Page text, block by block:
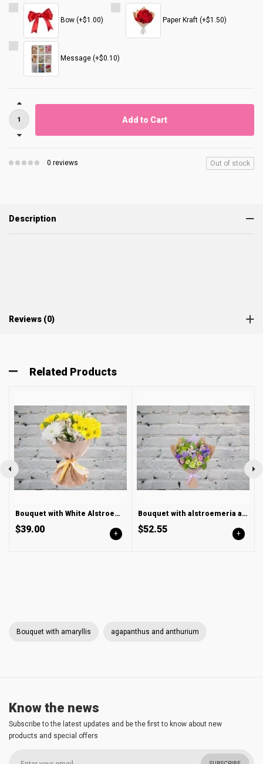
Bow (+$1.00) Paper Kraft (+$1.50)
Message (+$0.10)
Add to Cart
0 reviews Out of stock
Description
Reviews (0)
Related Products
Bouquet with White Alstroemeria and Chrysanthemum
$39.00 +
Bouquet with alstroemeria and chrysanthemum
$52.55 +
Bouquet with amaryllis agapanthus and anthurium
Know the news
Subscribe to the latest updates and be the first to know about new
products and special offers